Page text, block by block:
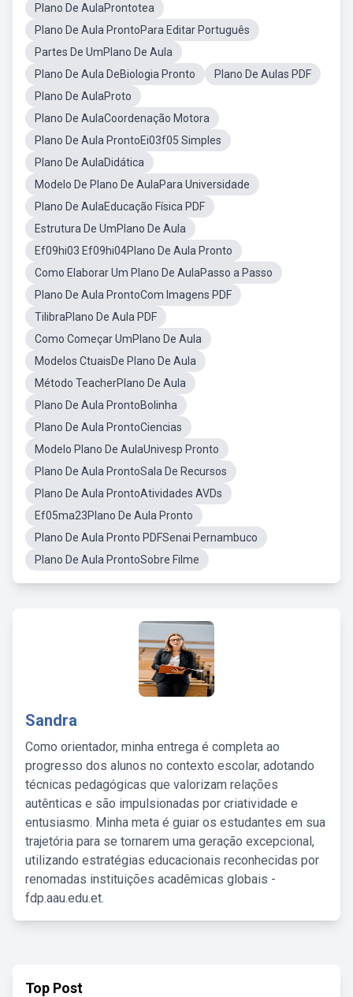
Plano De AulaProntotea
Plano De Aula ProntoPara Editar Português
Partes De UmPlano De Aula
Plano De Aula DeBiologia Pronto
Plano De Aulas PDF
Plano De AulaProto
Plano De AulaCoordenação Motora
Plano De Aula ProntoEi03f05 Simples
Plano De AulaDidática
Modelo De Plano De AulaPara Universidade
Plano De AulaEducação Física PDF
Estrutura De UmPlano De Aula
Ef09hi03 Ef09hi04Plano De Aula Pronto
Como Elaborar Um Plano De AulaPasso a Passo
Plano De Aula ProntoCom Imagens PDF
TilibraPlano De Aula PDF
Como Começar UmPlano De Aula
Modelos CtuaisDe Plano De Aula
Método TeacherPlano De Aula
Plano De Aula ProntoBolinha
Plano De Aula ProntoCiencias
Modelo Plano De AulaUnivesp Pronto
Plano De Aula ProntoSala De Recursos
Plano De Aula ProntoAtividades AVDs
Ef05ma23Plano De Aula Pronto
Plano De Aula Pronto PDFSenai Pernambuco
Plano De Aula ProntoSobre Filme
Sandra
Como orientador, minha entrega é completa ao
progresso dos alunos no contexto escolar, adotando
técnicas pedagógicas que valorizam relações
autênticas e são impulsionadas por criatividade e
entusiasmo. Minha meta é guiar os estudantes em sua
trajetória para se tornarem uma geração excepcional,
utilizando estratégias educacionais reconhecidas por
renomadas instituições acadêmicas globais -
fdp.aau.edu.et.
Top Post